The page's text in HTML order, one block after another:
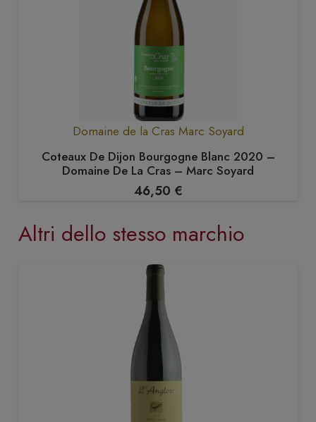
Domaine de la Cras Marc Soyard
Coteaux De Dijon Bourgogne Blanc 2020 –
Domaine De La Cras – Marc Soyard
46,50 €
Altri dello stesso marchio